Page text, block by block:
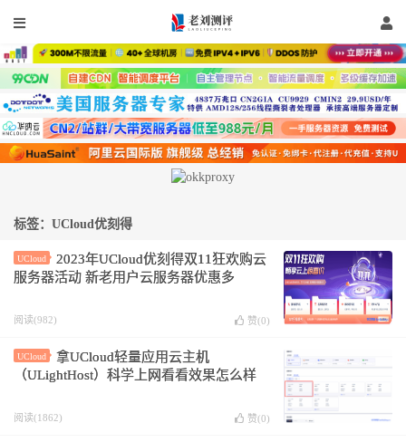
标签：UCloud优刻得
UCloud
2023年UCloud优刻得双11狂欢购云
服务器活动 新老用户云服务器优惠多
阅读(982) 赞(0)
UCloud
拿UCloud轻量应用云主机
（ULightHost）科学上网看看效果怎么样
阅读(1862) 赞(0)